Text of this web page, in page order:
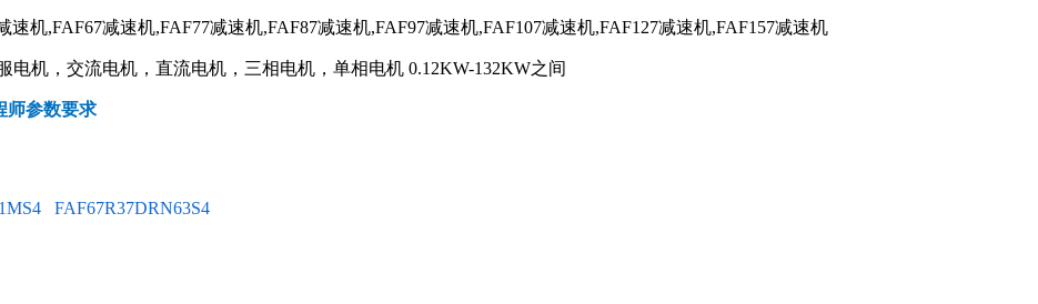
速机,FAF67减速机,FAF77减速机,FAF87减速机,FAF97减速机,FAF107减速机,FAF127减速机,FAF157减速机
机，交流电机，直流电机，三相电机，单相电机 0.12KW-132KW之间
师参数要求
FAF67R37DRN63S4